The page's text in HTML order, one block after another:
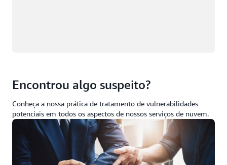
Encontrou algo suspeito?
Conheça a nossa prática de tratamento de vulnerabilidades
potenciais em todos os aspectos de nossos serviços de nuvem.